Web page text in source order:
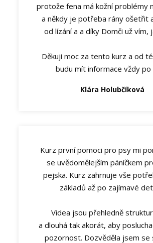
protože fena má kožní problémy
a někdy je potřeba rány ošetřit
od lízání a a díky Domči už vím,
Děkuji moc za tento kurz a od
budu mít informace vždy po
Klára Holubčíková
Kurz první pomoci pro psy mi
se uvědomělejším páníčkem
pejska. Kurz zahrnuje vše
základů až po zajímavé
Videa jsou přehledně
a dlouhá tak akorát, aby
pozornost. Dozvěděla jsem se